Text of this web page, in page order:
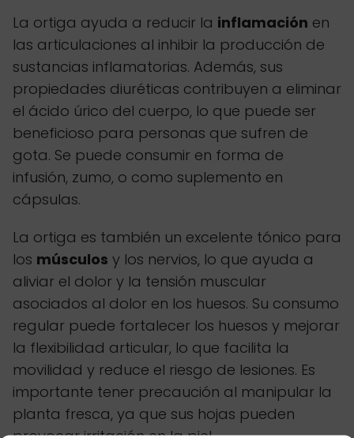
La ortiga ayuda a reducir la inflamación en
las articulaciones al inhibir la producción de
sustancias inflamatorias. Además, sus
propiedades diuréticas contribuyen a eliminar
el ácido úrico del cuerpo, lo que puede ser
beneficioso para personas que sufren de
gota. Se puede consumir en forma de
infusión, zumo, o como suplemento en
cápsulas.
La ortiga es también un excelente tónico para
los músculos y los nervios, lo que ayuda a
aliviar el dolor y la tensión muscular
asociados al dolor en los huesos. Su consumo
regular puede fortalecer los huesos y mejorar
la flexibilidad articular, lo que facilita la
movilidad y reduce el riesgo de lesiones. Es
importante tener precaución al manipular la
planta fresca, ya que sus hojas pueden